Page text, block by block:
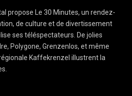
propose Le 30 Minutes, un rendez-
de culture et de divertissement
ses téléspectateurs. De jolies
Polygone, Grenzenlos, et même
Kaffekrenzel illustrent la